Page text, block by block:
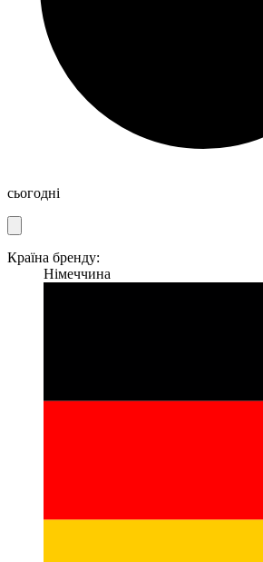
сьогодні
Країна бренду:
Німеччина